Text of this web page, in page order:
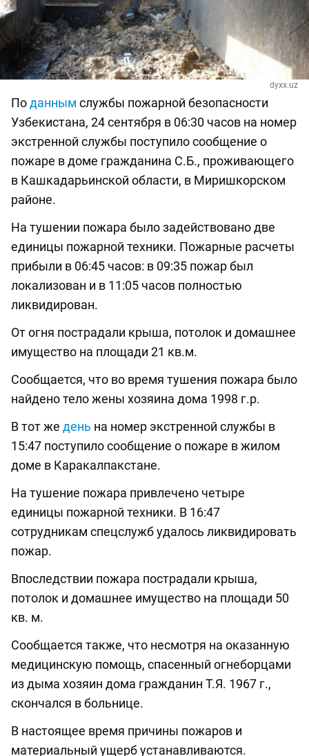
dyxx.uz
Поданным службы пожарной безопасности
Узбекистана, 24 сентября в 06:30 часов на номер
экстренной службы поступило сообщение о
пожаре в доме гражданина С.Б., проживающего
в Кашкадарьинской области, в Миришкорском
районе.
На тушении пожара было задействовано две
единицы пожарной техники. Пожарные расчеты
прибыли в 06:45 часов: в 09:35 пожар был
локализован и в 11:05 часов полностью
ликвидирован.
От огня пострадали крыша, потолок и домашнее
имущество на площади 21 кв.м.
Сообщается, что во время тушения пожара было
найдено тело жены хозяина дома 1998 г.р.
В тот же день на номер экстренной службы в
15:47 поступило сообщение о пожаре в жилом
доме в Каракалпакстане.
На тушение пожара привлечено четыре
единицы пожарной техники. В 16:47
сотрудникам спецслужб удалось ликвидировать
пожар.
Впоследствии пожара пострадали крыша,
потолок и домашнее имущество на площади 50
кв. м.
Сообщается также, что несмотря на оказанную
медицинскую помощь, спасенный огнеборцами
из дыма хозяин дома гражданин Т.Я. 1967 г.,
скончался в больнице.
В настоящее время причины пожаров и
материальный ущерб устанавливаются.